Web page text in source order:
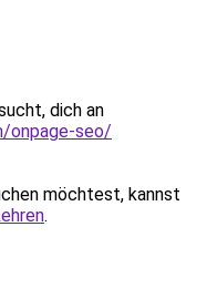
dich an
onpage-seo/
möchtest, kannst
.